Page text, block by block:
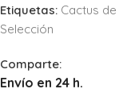
Etiquetas: Cactus
Selección
Comparte:
Envío en 24 h.